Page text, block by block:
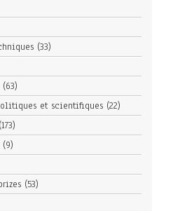
(33)
(63)
et scientifiques (22)
(173)
(9)
(53)